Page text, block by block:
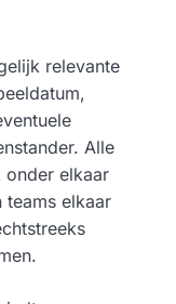
relevante
Alle
elkaar
teams elkaar